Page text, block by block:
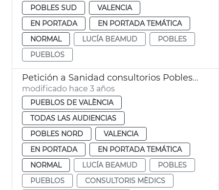
POBLES SUD
VALENCIA
EN PORTADA
EN PORTADA TEMÁTICA
NORMAL
LUCÍA BEAMUD
POBLES
PUEBLOS
Petición a Sanidad consultorios Pobles del Nord
modificado hace 3 años
PUEBLOS DE VALÈNCIA
TODAS LAS AUDIENCIAS
POBLES NORD
VALENCIA
EN PORTADA
EN PORTADA TEMÁTICA
NORMAL
LUCÍA BEAMUD
POBLES
PUEBLOS
CONSULTORIS MÈDICS